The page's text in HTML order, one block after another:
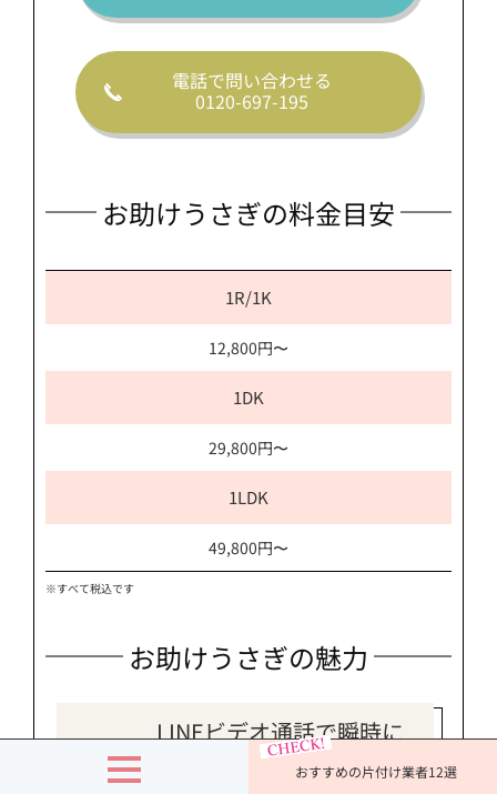
電話で問い合わせる
0120-697-195
お助けうさぎの料金目安
1R/1K
12,800円〜
1DK
29,800円〜
1LDK
49,800円〜
※すべて税込です
お助けうさぎの魅力
LINEビデオ通話で瞬時に
おすすめの片付け業者12選